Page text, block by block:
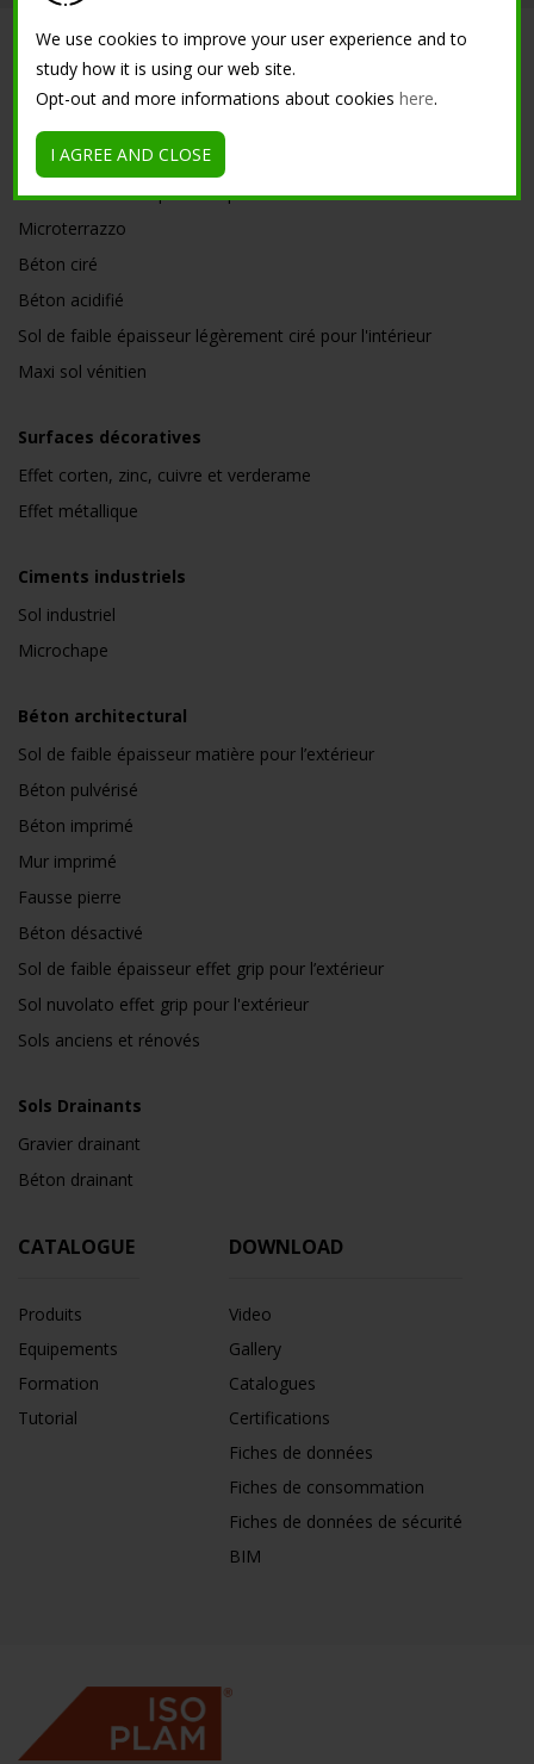
SOLUTIONS
Ciment résine
Béton ciré à bas epaisseur pour intérieur
Microterrazzo
Béton ciré
Béton acidifié
Sol de faible épaisseur légèrement ciré pour l'intérieur
Maxi sol vénitien
Surfaces décoratives
Effet corten, zinc, cuivre et verderame
Effet métallique
Ciments industriels
Sol industriel
Microchape
Béton architectural
Sol de faible épaisseur matière pour l’extérieur
Béton pulvérisé
Béton imprimé
Mur imprimé
Fausse pierre
Béton désactivé
Sol de faible épaisseur effet grip pour l’extérieur
Sol nuvolato effet grip pour l'extérieur
Sols anciens et rénovés
Sols Drainants
Gravier drainant
Béton drainant
CATALOGUE
Produits
Equipements
Formation
Tutorial
DOWNLOAD
Video
Gallery
Catalogues
Certifications
Fiches de données
Fiches de consommation
Fiches de données de sécurité
BIM
We use cookies to improve your user experience and to
study how it is using our web site.
Opt-out and more informations about cookieshere.
I AGREE AND CLOSE